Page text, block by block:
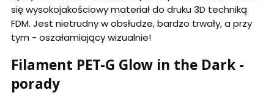
się wysokojakościowy materiał do druku 3D techniką
FDM. Jest nietrudny w obsłudze, bardzo trwały, a przy
tym - oszałamiający wizualnie!
Filament PET-G Glow in the Dark -
porady